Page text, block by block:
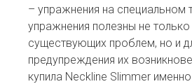
– упражнения на специальном
упражнения полезны не только
существующих проблем, но и
предупреждения их
купила Neckline Slimmer